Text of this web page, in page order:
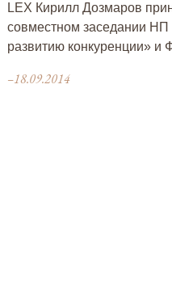
LEX Кирилл Дозмаров
совместном заседании НП
развитию конкуренции» и
–18.09.2014